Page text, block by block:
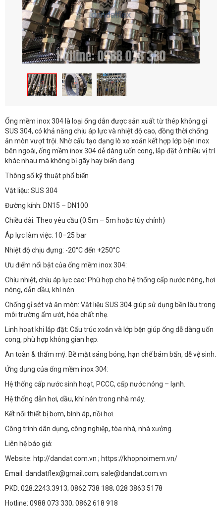
Ống mềm inox 304 là loại ống dẫn được sản xuất từ thép không gỉ
SUS 304, có khả năng chịu áp lực và nhiệt độ cao, đồng thời chống
ăn mòn vượt trội. Nhờ cấu tạo dạng lò xo xoắn kết hợp lớp bện inox
bên ngoài, ống mềm inox 304 dễ dàng uốn cong, lắp đặt ở nhiều vị trí
khác nhau mà không bị gãy hay biến dạng.
Thông số kỹ thuật phổ biến
Vật liệu: SUS 304
Đường kính: DN15 – DN100
Chiều dài: Theo yêu cầu (0.5m – 5m hoặc tùy chỉnh)
Áp lực làm việc: 10–25 bar
Nhiệt độ chịu đựng: -20°C đến +250°C
Ưu điểm nổi bật của ống mềm inox 304:
Chịu nhiệt, chịu áp lực cao: Phù hợp cho hệ thống cấp nước nóng, hơi
nóng, dẫn dầu, khí nén.
Chống gỉ sét và ăn mòn: Vật liệu SUS 304 giúp sử dụng bền lâu trong
môi trường ẩm ướt, hóa chất nhẹ.
Linh hoạt khi lắp đặt: Cấu trúc xoắn và lớp bện giúp ống dễ dàng uốn
cong, phù hợp không gian hẹp.
An toàn & thẩm mỹ: Bề mặt sáng bóng, hạn chế bám bẩn, dễ vệ sinh.
Ứng dụng của ống mềm inox 304:
Hệ thống cấp nước sinh hoạt, PCCC, cấp nước nóng – lạnh.
Hệ thống dẫn hơi, dầu, khí nén trong nhà máy.
Kết nối thiết bị bơm, bình áp, nồi hơi.
Công trình dân dụng, công nghiệp, tòa nhà, nhà xưởng.
Liên hệ báo giá:
Website: htp://dandat.com.vn ; https://khopnoimem.vn/
Email: dandatflex@gmail.com; sale@dandat.com.vn
PKD: 028.2243.3913; 0862 738 188; 028 3863 5178
Hotline: 0988 073 330; 0862 618 918